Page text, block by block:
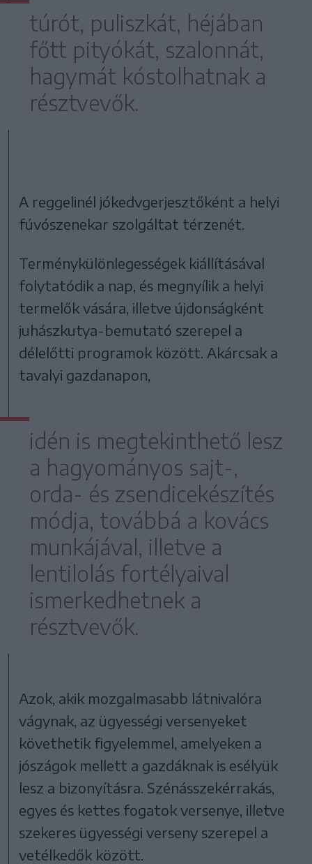
túrót, puliszkát, héjában
főtt pityókát, szalonnát,
hagymát kóstolhatnak a
résztvevők.
A reggelinél jókedvgerjesztőként a helyi
fúvószenekar szolgáltat térzenét.
Terménykülönlegességek kiállításával
folytatódik a nap, és megnyílik a helyi
termelők vására, illetve újdonságként
juhászkutya-bemutató szerepel a
délelőtti programok között. Akárcsak a
tavalyi gazdanapon,
idén is megtekinthető lesz
a hagyományos sajt-,
orda- és zsendicekészítés
módja, továbbá a kovács
munkájával, illetve a
lentilolás fortélyaival
ismerkedhetnek a
résztvevők.
Azok, akik mozgalmasabb látnivalóra
vágynak, az ügyességi versenyeket
követhetik figyelemmel, amelyeken a
jószágok mellett a gazdáknak is esélyük
lesz a bizonyításra. Szénásszekérrakás,
egyes és kettes fogatok versenye, illetve
szekeres ügyességi verseny szerepel a
vetélkedők között.